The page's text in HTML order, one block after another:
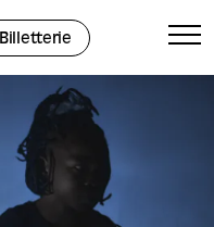
Billetterie